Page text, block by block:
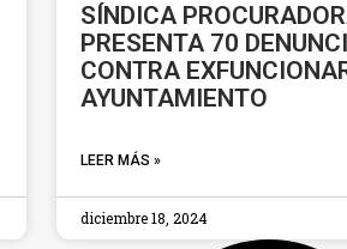
SÍNDICA
PRESENTA 70
CONTRA
AYUNTAMIENTO
LEER MÁS »
diciembre 18, 2024